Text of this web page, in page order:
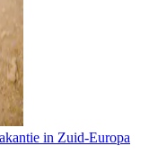
in Zuid-Europa